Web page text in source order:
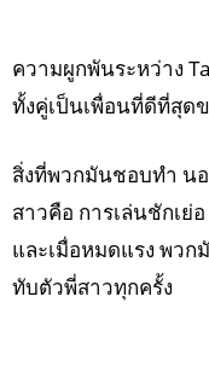
ความผูกพันระหว่าง
ทั้งคู่เป็นเพื่อนที่ดีที่สุด
สิ่งที่พวกมันชอบทำ น
สาวคือ การเล่นชักเย่
และเมื่อหมดแรง พว
ทับตัวพี่สาวทุกครั้ง